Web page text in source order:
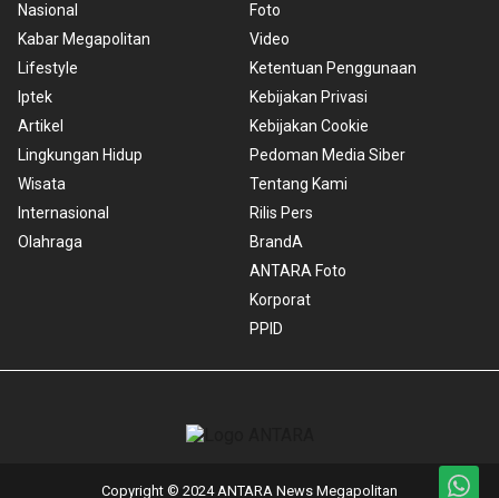
Nasional
Kabar Megapolitan
Lifestyle
Iptek
Artikel
Lingkungan Hidup
Wisata
Internasional
Olahraga
Foto
Video
Ketentuan Penggunaan
Kebijakan Privasi
Kebijakan Cookie
Pedoman Media Siber
Tentang Kami
Rilis Pers
BrandA
ANTARA Foto
Korporat
PPID
Copyright © 2024 ANTARA News Megapolitan